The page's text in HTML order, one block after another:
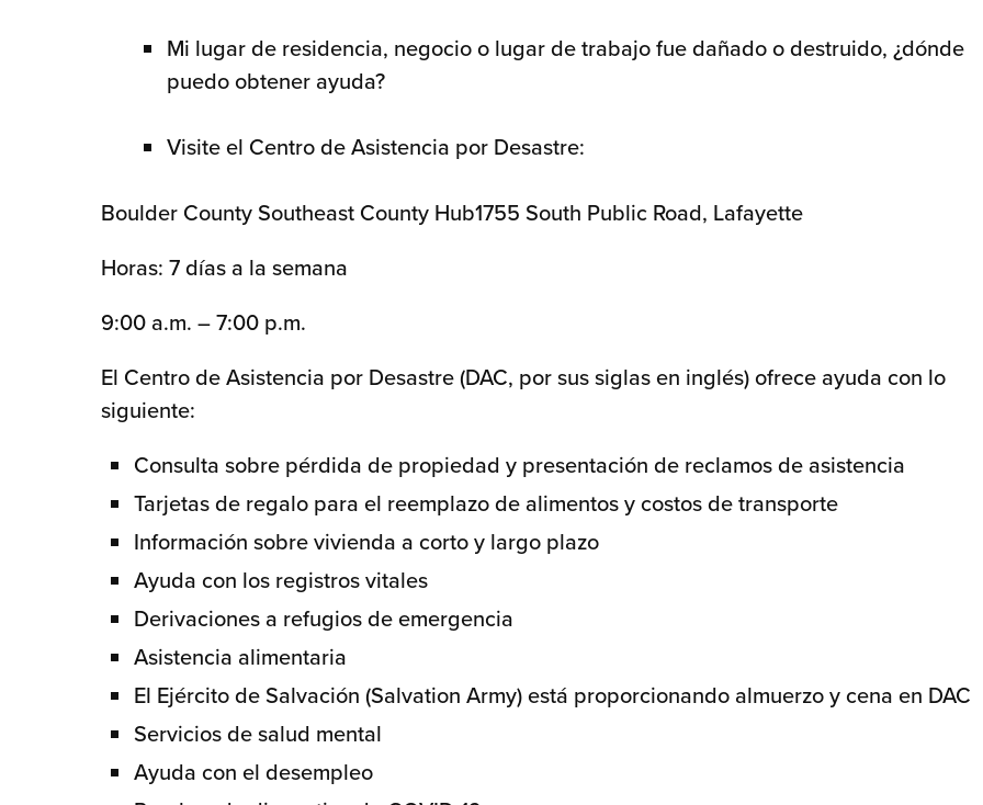
Mi lugar de residencia, negocio o lugar de trabajo fue dañado o destruido, ¿dónde
puedo obtener ayuda?
Visite el Centro de Asistencia por Desastre:
Boulder County Southeast County Hub1755 South Public Road, Lafayette
Horas: 7 días a la semana
9:00 a.m. – 7:00 p.m.
El Centro de Asistencia por Desastre (DAC, por sus siglas en inglés) ofrece ayuda con lo
siguiente:
Consulta sobre pérdida de propiedad y presentación de reclamos de asistencia
Tarjetas de regalo para el reemplazo de alimentos y costos de transporte
Información sobre vivienda a corto y largo plazo
Ayuda con los registros vitales
Derivaciones a refugios de emergencia
Asistencia alimentaria
El Ejército de Salvación (Salvation Army) está proporcionando almuerzo y cena en DAC
Servicios de salud mental
Ayuda con el desempleo